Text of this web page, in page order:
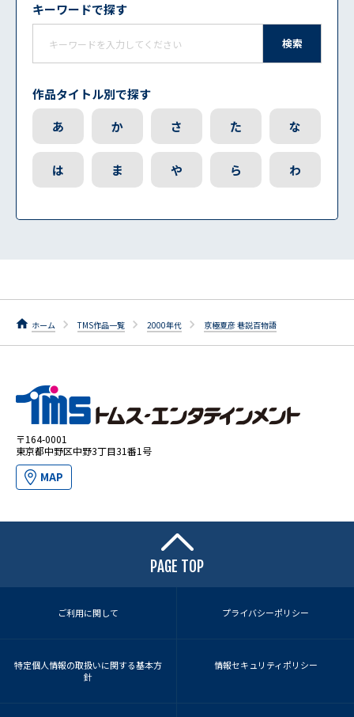
キーワードで探す
検索
作品タイトル別で探す
あ
か さ た な
は ま や ら わ
ホーム TMS作品一覧 2000年代 京極夏彦 巷説百物語
〒164-0001
東京都中野区中野3丁目31番1号
MAP
PAGE TOP
ご利用に関して プライバシーポリシー
特定個人情報の取扱いに関する基本方
針
情報セキュリティポリシー